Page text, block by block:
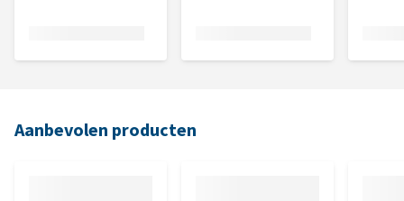
Aanbevolen producten